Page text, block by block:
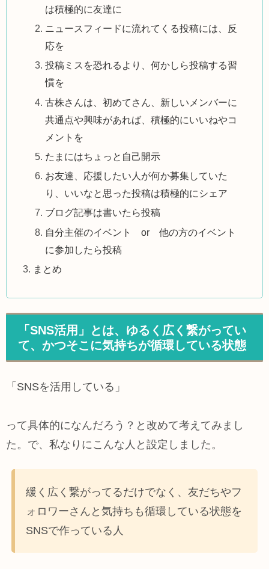
は積極的に友達に
ニュースフィードに流れてくる投稿には、反
応を
投稿ミスを恐れるより、何かしら投稿する習
慣を
古株さんは、初めてさん、新しいメンバーに
共通点や興味があれば、積極的にいいねやコ
メントを
たまにはちょっと自己開示
お友達、応援したい人が何か募集していた
り、いいなと思った投稿は積極的にシェア
ブログ記事は書いたら投稿
自分主催のイベント or 他の方のイベント
に参加したら投稿
まとめ
「SNS活用」とは、ゆるく広く繋がってい
て、かつそこに気持ちが循環している状態
「SNSを活用している」
って具体的になんだろう？と改めて考えてみまし
た。で、私なりにこんな人と設定しました。
緩く広く繋がってるだけでなく、友だちやフ
ォロワーさんと気持ちも循環している状態を
SNSで作っている人